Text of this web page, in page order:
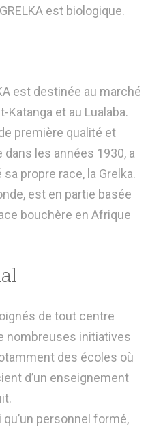
est biologique.
est destinée au marché
Katanga et au Lualaba.
première qualité et
les années 1930, a
propre race, la Grelka.
est en partie basée
bouchère en Afrique
de tout centre
nombreuses initiatives
des écoles où
d’un enseignement
personnel formé,